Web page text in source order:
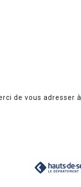
de vous adresser